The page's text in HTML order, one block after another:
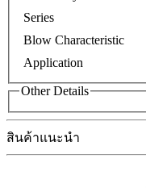
Series
Blow Characteristic
Application
Other Details
สินค้าแนะนำ